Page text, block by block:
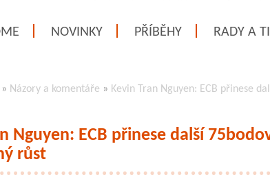
NOVINKY PŘÍBĚHY RADY A
» Názory a komentáře » Kevin Tran Nguyen: ECB přinese
Nguyen: ECB přinese další
růst